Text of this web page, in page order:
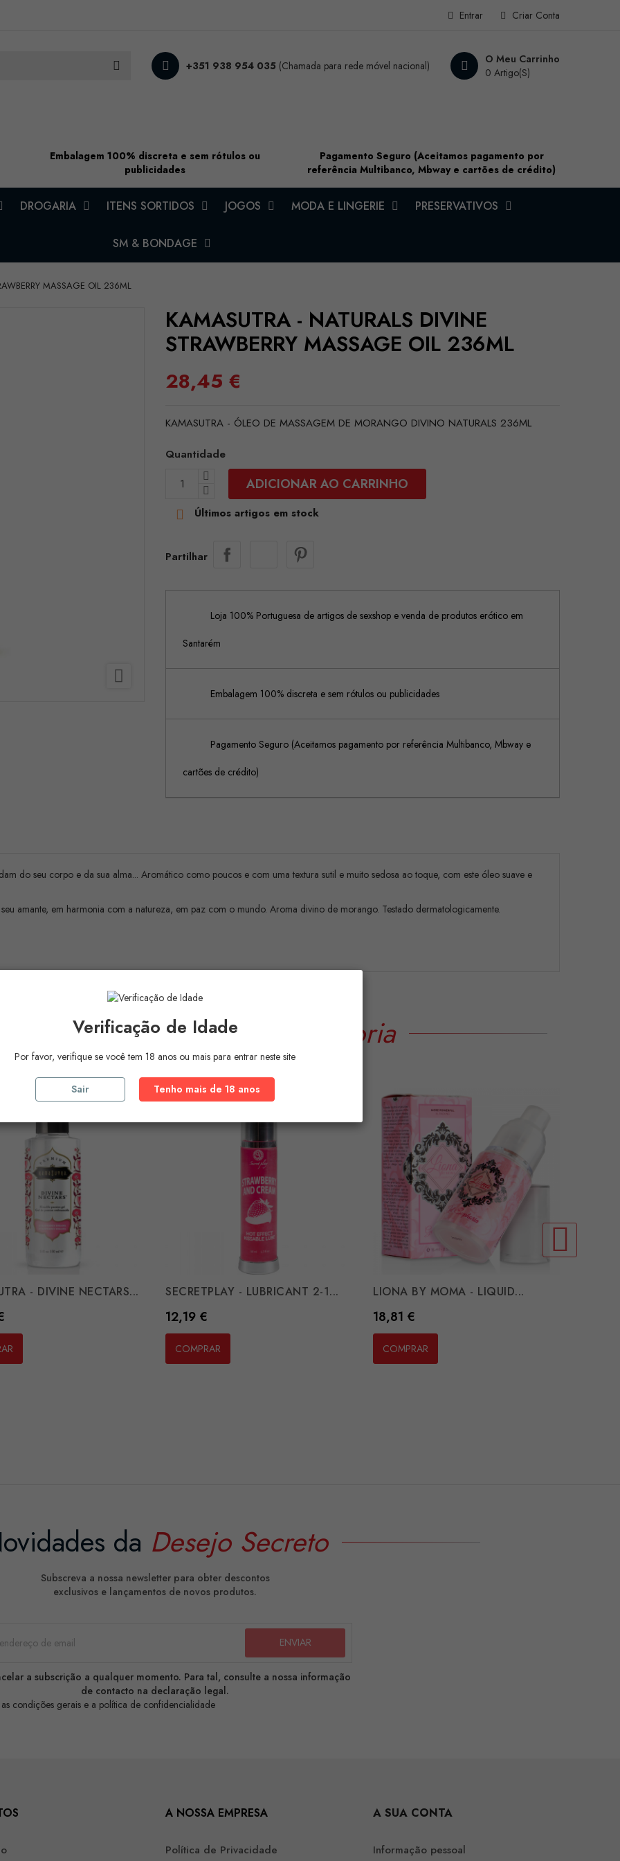
Criar Conta
Entrar
O Meu Carrinho
0 Artigo(s)
+351 938 954 035 (Chamada para rede móvel nacional)
Embalagem 100% discreta e sem rótulos ou
publicidades
Pagamento Seguro (Aceitamos pagamento por
referência Multibanco, Mbway e cartões de crédito)
DROGARIA ITENS SORTIDOS JOGOS MODA E LINGERIE PRESERVATIVOS
SM & BONDAGE
MASSAGE OIL 236ML

KAMASUTRA - NATURALS DIVINE
STRAWBERRY MASSAGE OIL 236ML
28,45 €
KAMASUTRA - ÓLEO DE MASSAGEM DE MORANGO DIVINO NATURALS 236ML
Quantidade
ADICIONAR AO CARRINHO
 Últimos artigos em stock
Partilhar
Loja 100% Portuguesa de artigos de sexshop e venda de produtos erótico em
Santarém
Embalagem 100% discreta e sem rótulos ou publicidades
Pagamento Seguro (Aceitamos pagamento por referência Multibanco, Mbway e
cartões de crédito)
do seu corpo e da sua alma... Aromático como poucos e com uma textura sutil e muito sedosa ao toque, com este óleo suave e
amante, em harmonia com a natureza, em paz com o mundo. Aroma divino de morango. Testado dermatologicamente.
Produtos NaMesma Categoria
- DIVINE NECTARS... SECRETPLAY - LUBRICANT 2-1...
Preço
12,19 €
COMPRAR
LIONA BY MOMA - LIQUID...
Preço
18,81 €
COMPRAR
da Desejo Secreto
Subscreva a nossa newsletter para obter descontos
exclusivos e lançamentos de novos produtos.
a subscrição a qualquer momento. Para tal, consulte a nossa informação
de contacto na declaração legal.
condições gerais e a política de confidencialidade
A NOSSA EMPRESA
Política de Privacidade
A SUA CONTA
Informação pessoal
Verificação de Idade
Por favor, verifique se você tem 18 anos ou mais para entrar neste site
Sair Tenho mais de 18 anos